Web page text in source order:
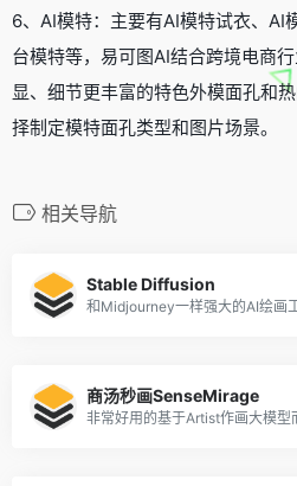
6、AI模特：主要有AI模特试衣、AI
台模特等，易可图AI结合跨境电商
显、细节更丰富的特色外模面孔和
择制定模特面孔类型和图片场景。
相关导航
Stable Diffusion
商汤秒画SenseMirage
非常好用的基于Artist作画大模型